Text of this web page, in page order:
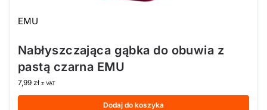
EMU
Nabłyszczająca gąbka do obuwia z
pastą czarna EMU
7,99 zł z VAT
Dodaj do koszyka